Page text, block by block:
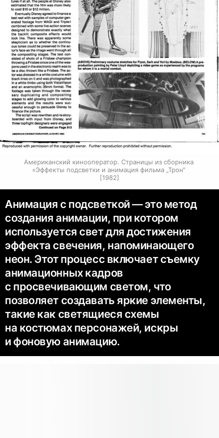
Американский кинооператор. Страницы из сборника
«Эффекты подсветки и анимация фильма „Трон“
[1982]
Анимация с подсветкой — это метод
создания анимации, при котором
используется свет для достижения
эффекта свечения, напоминающего
неон. Этот процесс включает съемку
анимационных кадров
с просвечивающим светом, что
позволяет создавать яркие элементы,
такие как светящиеся схемы
на костюмах персонажей, искры
и фоновую анимацию.